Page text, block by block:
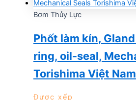
Bơm Thủy Lực
Phốt làm kín,
ring, oil-seal,
Torishima Việt Nam
Được xếp